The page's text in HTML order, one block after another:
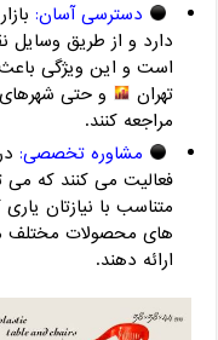
دسترسی آسان:
دارد و از طریق وسایل
است و این ویژگی
تهران
و حتی شهرهای
مراجعه کنند.
مشاوره تخصصی:
فعالیت می کنند که می
متناسب با نیازتان
های محصولات مختلف
ارائه دهند.